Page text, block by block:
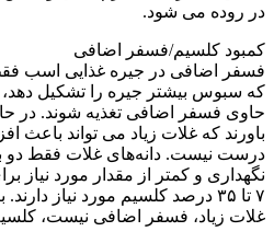
در روده می شود.
کمبود کلسیم/فسفر اضافی
فسفر اضافی در جیره غذایی اسب
که سبوس بیشتر جیره را تشکیل
حاوی فسفر اضافی تغذیه شوند. در
باورند که غلات زیاد می تواند باعث
درست نیست. دانه‌های غلات فقط دو
نگهداری و کمتر از مقدار مورد نیاز
۷ تا ۳۵ درصد کلسیم مورد نیاز
غلات زیاد، فسفر اضافی نیست،